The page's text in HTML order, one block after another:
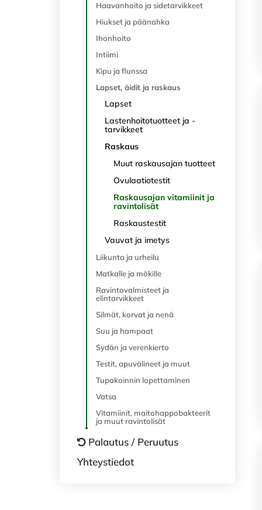
Haavanhoito ja sidetarvikkeet
Hiukset ja päänahka
Ihonhoito
Intiimi
Kipu ja flunssa
Lapset, äidit ja raskaus
Lapset
Lastenhoitotuotteet ja -
tarvikkeet
Raskaus
Muut raskausajan tuotteet
Ovulaatiotestit
Raskausajan vitamiinit ja
ravintolisät
Raskaustestit
Vauvat ja imetys
Liikunta ja urheilu
Matkalle ja mökille
Ravintovalmisteet ja
elintarvikkeet
Silmät, korvat ja nenä
Suu ja hampaat
Sydän ja verenkierto
Testit, apuvälineet ja muut
Tupakoinnin lopettaminen
Vatsa
Vitamiinit, maitohappobakteerit
ja muut ravintolisät
Palautus / Peruutus
Yhteystiedot